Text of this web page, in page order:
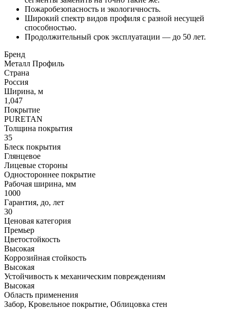
Пожаробезопасность и экологичность.
Широкий спектр видов профиля с разной несущей
способностью.
Продолжительный срок эксплуатации — до 50 лет.
Бренд
Металл Профиль
Страна
Россия
Ширина, м
1,047
Покрытие
PURETAN
Толщина покрытия
35
Блеск покрытия
Глянцевое
Лицевые стороны
Одностороннее покрытие
Рабочая ширина, мм
1000
Гарантия, до, лет
30
Ценовая категория
Премьер
Цветостойкость
Высокая
Коррозийная стойкость
Высокая
Устойчивость к механическим повреждениям
Высокая
Область применения
Забор, Кровельное покрытие, Облицовка стен